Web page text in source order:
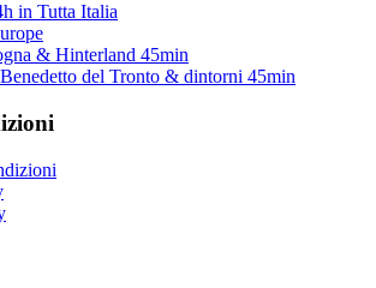
in Tutta Italia
& Hinterland 45min
del Tronto & dintorni 45min